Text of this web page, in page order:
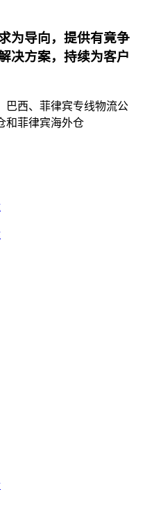
为导向，提供有竟争
决方案，持续为客户
巴西、菲律宾专线物流公
和菲律宾海外仓